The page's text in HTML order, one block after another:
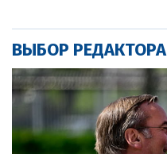
ВЫБОР РЕДАКТОРА